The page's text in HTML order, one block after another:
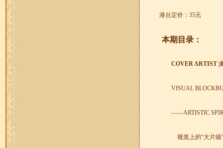
港台定价： 35元
本期目录：
COVER ARTIST |
VISUAL
——ARTISTIC
视觉上的“大片